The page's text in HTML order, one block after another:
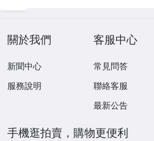
關於我們
新聞中心
服務說明
客服中心
常見問答
聯絡客服
最新公告
手機逛拍賣，購物更便利